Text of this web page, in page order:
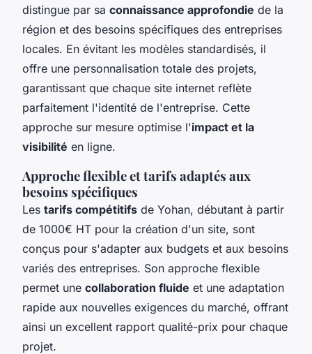
distingue par sa connaissance approfondie de la
région et des besoins spécifiques des entreprises
locales. En évitant les modèles standardisés, il
offre une personnalisation totale des projets,
garantissant que chaque site internet reflète
parfaitement l'identité de l'entreprise. Cette
approche sur mesure optimise l'impact et la
visibilité en ligne.
Approche flexible et tarifs adaptés aux
besoins spécifiques
Les tarifs compétitifs de Yohan, débutant à partir
de 1000€ HT pour la création d'un site, sont
conçus pour s'adapter aux budgets et aux besoins
variés des entreprises. Son approche flexible
permet une collaboration fluide et une adaptation
rapide aux nouvelles exigences du marché, offrant
ainsi un excellent rapport qualité-prix pour chaque
projet.